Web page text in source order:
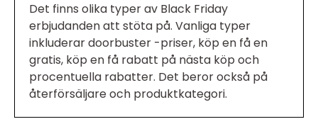
Det finns olika typer av Black Friday
erbjudanden att stöta på. Vanliga typer
inkluderar doorbuster -priser, köp en få en
gratis, köp en få rabatt på nästa köp och
procentuella rabatter. Det beror också på
återförsäljare och produktkategori.